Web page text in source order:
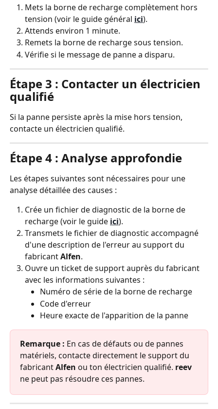
Mets la borne de recharge complètement hors
tension (voir le guide général ici).
Attends environ 1 minute.
Remets la borne de recharge sous tension.
Vérifie si le message de panne a disparu.
Étape 3 : Contacter un électricien
qualifié
Si la panne persiste après la mise hors tension,
contacte un électricien qualifié.
Étape 4 : Analyse approfondie
Les étapes suivantes sont nécessaires pour une
analyse détaillée des causes :
Crée un fichier de diagnostic de la borne de
recharge (voir le guide ici).
Transmets le fichier de diagnostic accompagné
d'une description de l'erreur au support du
fabricant Alfen.
Ouvre un ticket de support auprès du fabricant
avec les informations suivantes :
Numéro de série de la borne de recharge
Code d'erreur
Heure exacte de l'apparition de la panne
Remarque : En cas de défauts ou de pannes
matériels, contacte directement le support du
fabricant Alfen ou ton électricien qualifié. reev
ne peut pas résoudre ces pannes.